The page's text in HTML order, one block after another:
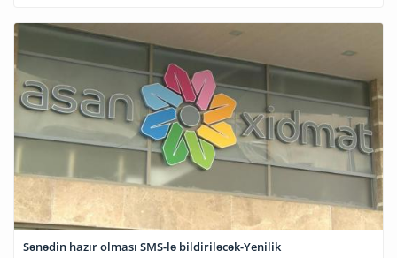
Sənədin hazır olması SMS-lə bildiriləcək-Yenilik